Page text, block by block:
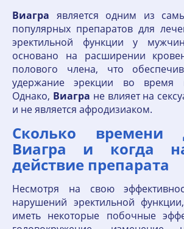
Виагра является одним из
популярных препаратов для
эректильной функции у
основано на расширении
полового члена, что
удержание эрекции во время
Однако, Виагра не влияет на
и не является афродизиаком.
Сколько времени
Виагра и когда
действие препарата
Несмотря на свою
нарушений эректильной
иметь некоторые побочные